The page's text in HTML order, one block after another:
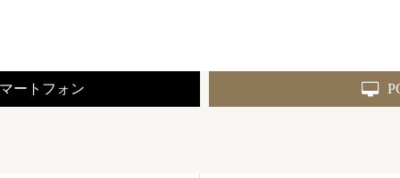
ートフォン